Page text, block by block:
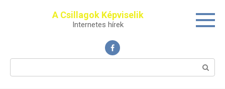
A Csillagok Képviselik
Internetes hírek
Поиск: